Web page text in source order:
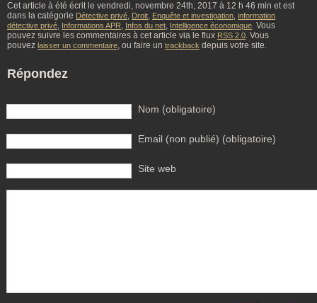
Cet article à été écrit le vendredi, novembre 24th, 2017 à 12 h 46 min et est
dans la catégorie Détective privé, Droit, Enquête et investigation, information
détective privé, Informations APR, Infos du net, Intelligence économique. Vous
pouvez suivre les commentaires à cet article via le flux RSS 2.0. Vous
pouvez laisser un commentaire, ou faire un trackback depuis votre site.
Répondez
Nom (obligatoire)
Email (non publié) (obligatoire)
Site web